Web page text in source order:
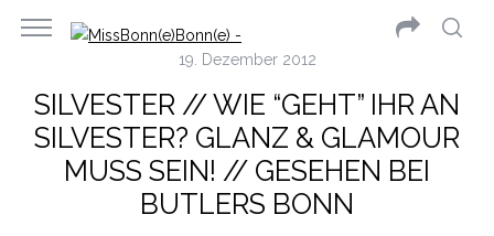
19. Dezember 2012
SILVESTER // WIE “GEHT” IHR AN
SILVESTER? GLANZ & GLAMOUR
MUSS SEIN! // GESEHEN BEI
BUTLERS BONN